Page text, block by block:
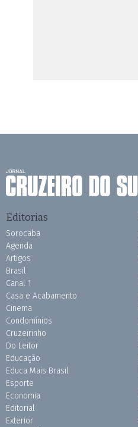
Editorias
Sorocaba
Agenda
Artigos
Brasil
Canal 1
Casa e Acabamento
Cinema
Condomínios
Cruzeirinho
Do Leitor
Educação
Educa Mais Brasil
Esporte
Economia
Editorial
Exterior